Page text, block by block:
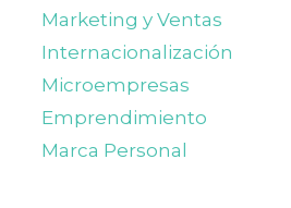
Marketing y Ventas
Internacionalización
Microempresas
Emprendimiento
Marca Personal